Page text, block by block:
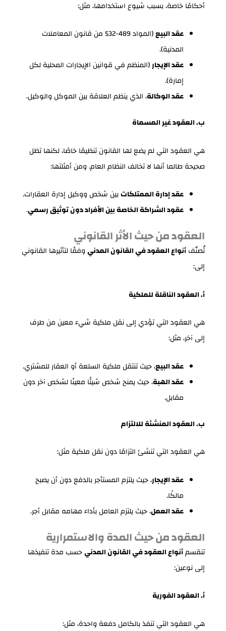
أحكامًا خاصة، بسبب شيوع استخدامها، مثل:
عقد البيع
(المواد 489-532 من قانون المعاملات
المدنية).
عقد الإيجار(المنظم في قوانين الإيجارات المحلية لكل
إمارة).
عقد الوكالة، الذي ينظم العلاقة بين الموكل والوكيل.
ب. العقود غير المسماة
هي العقود التي لم يضع لها القانون تنظيمًا خاصًا، لكنها تظل
صحيحة طالما أنها لا تخالف النظام العام. ومن أمثلتها:
عقد إدارة الممتلكاتبين شخص ووكيل إدارة العقارات.
عقود الشراكة الخاصة بين الأفراد دون توثيق رسمي.
العقود من حيث الأثر القانوني
تُصنّفأنواع العقود في القانون المدنيوفقًا لتأثيرها القانوني
إلى:
أ. العقود الناقلة للملكية
هي العقود التي تؤدي إلى نقل ملكية شيء معين من طرف
إلى آخر، مثل:
عقد البيع، حيث تنتقل ملكية السلعة أو العقار للمشتري.
عقد الهبة، حيث يمنح شخص شيئًا معينًا لشخص آخر دون
مقابل.
ب. العقود المنشئة للالتزام
هي العقود التي تنشئ التزامًا دون نقل ملكية مثل:
عقد الإيجار، حيث يلتزم المستأجر بالدفع دون أن يصبح
مالكًا.
عقد العمل، حيث يلتزم العامل بأداء مهامه مقابل أجر.
العقود من حيث المدة والاستمرارية
تنقسمأنواع العقود في القانون المدنيحسب مدة تنفيذها
إلى نوعين:
أ. العقود الفورية
هي العقود التي تنفذ بالكامل دفعة واحدة، مثل: